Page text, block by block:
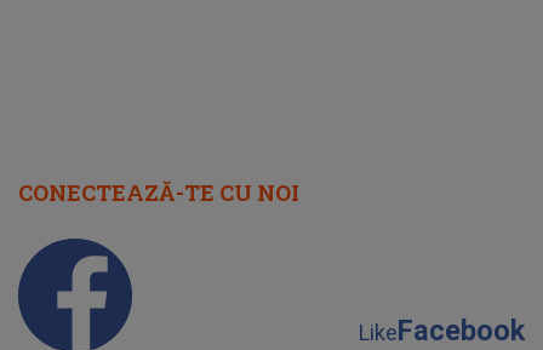
CONECTEAZĂ-TE CU NOI
LikeFacebook